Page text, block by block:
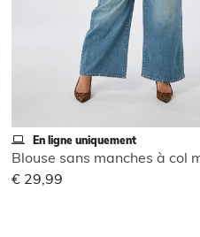
En ligne uniquement
€ 29,99